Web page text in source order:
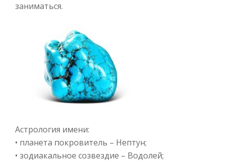
заниматься.
Астрология имени:
• планета покровитель – Нептун;
• зодиакальное созвездие – Водолей;